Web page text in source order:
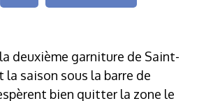
deuxième garniture de Saint-
la saison sous la barre de
bien quitter la zone le